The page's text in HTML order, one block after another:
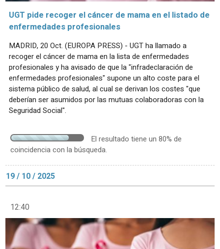
UGT pide recoger el cáncer de mama en el listado de
enfermedades profesionales
MADRID, 20 Oct. (EUROPA PRESS) - UGT ha llamado a
recoger el cáncer de mama en la lista de enfermedades
profesionales y ha avisado de que la "infradeclaración de
enfermedades profesionales" supone un alto coste para el
sistema público de salud, al cual se derivan los costes "que
deberían ser asumidos por las mutuas colaboradoras con la
Seguridad Social".
El resultado tiene un 80% de
coincidencia con la búsqueda.
19 / 10 / 2025
12:40